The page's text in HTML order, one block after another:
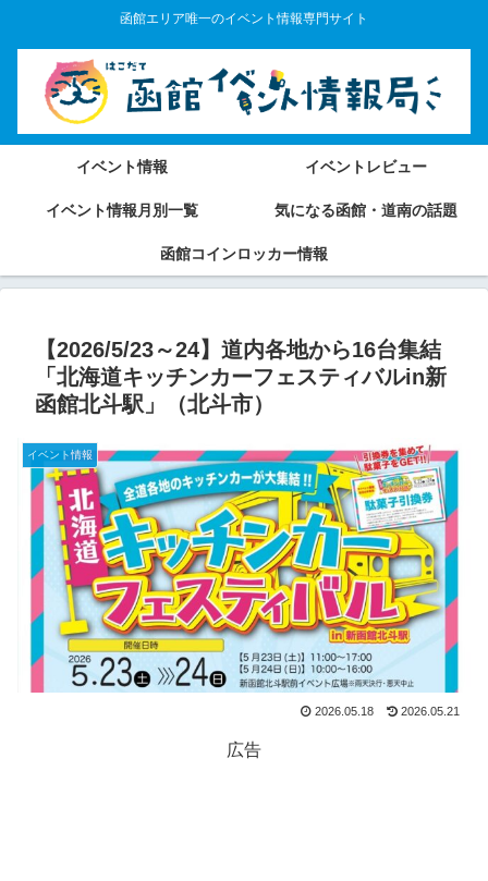
函館エリア唯一のイベント情報専門サイト
イベント情報 イベントレビュー
イベント情報月別一覧 気になる函館・道南の話題
函館コインロッカー情報
【2026/5/23～24】道内各地から16台集結
「北海道キッチンカーフェスティバルin新
函館北斗駅」（北斗市）
イベント情報
2026.05.18 2026.05.21
広告